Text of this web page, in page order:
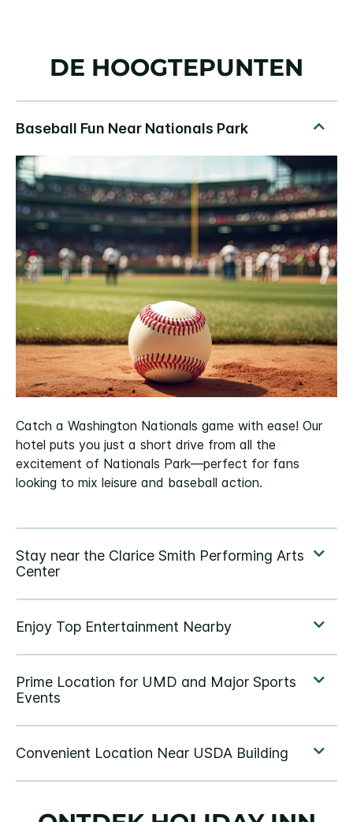
DE HOOGTEPUNTEN
Catch a Washington Nationals game with ease! Our
hotel puts you just a short drive from all the
excitement of Nationals Park—perfect for fans
looking to mix leisure and baseball action.